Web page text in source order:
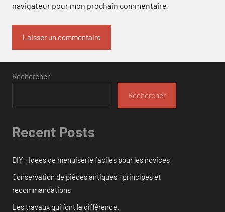
navigateur pour mon prochain commentaire.
Rechercher
Rechercher
Recent Posts
DIY : Idées de menuiserie faciles pour les novices
Conservation de pièces antiques : principes et
recommandations
Les travaux qui font la différence.